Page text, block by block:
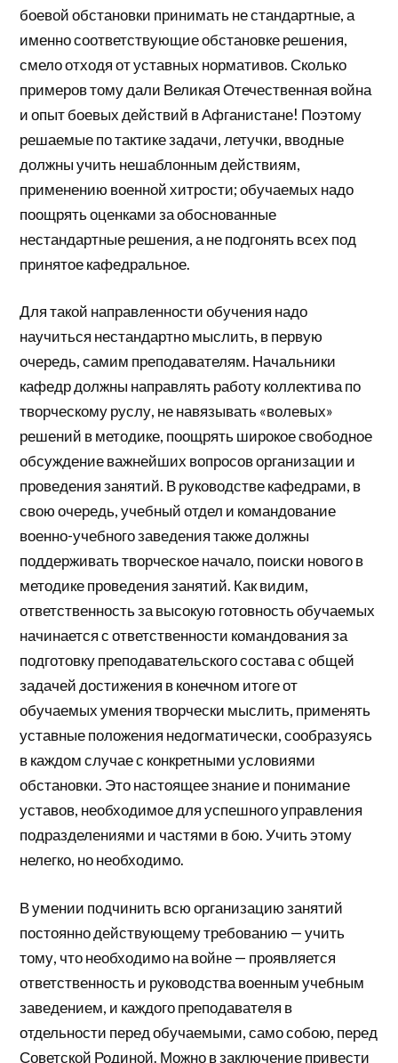
боевой обстановки принимать не стандартные, а
именно соответствующие обстановке решения,
смело отходя от уставных нормативов. Сколько
примеров тому дали Великая Отечественная война
и опыт боевых действий в Афганистане! Поэтому
решаемые по тактике задачи, летучки, вводные
должны учить нешаблонным действиям,
применению военной хитрости; обучаемых надо
поощрять оценками за обоснованные
нестандартные решения, а не подгонять всех под
принятое кафедральное.
Для такой направленности обучения надо
научиться нестандартно мыслить, в первую
очередь, самим преподавателям. Начальники
кафедр должны направлять работу коллектива по
творческому руслу, не навязывать «волевых»
решений в методике, поощрять широкое свободное
обсуждение важнейших вопросов организации и
проведения занятий. В руководстве кафедрами, в
свою очередь, учебный отдел и командование
военно-учебного заведения также должны
поддерживать творческое начало, поиски нового в
методике проведения занятий. Как видим,
ответственность за высокую готовность обучаемых
начинается с ответственности командования за
подготовку преподавательского состава с общей
задачей достижения в конечном итоге от
обучаемых умения творчески мыслить, применять
уставные положения недогматически, сообразуясь
в каждом случае с конкретными условиями
обстановки. Это настоящее знание и понимание
уставов, необходимое для успешного управления
подразделениями и частями в бою. Учить этому
нелегко, но необходимо.
В умении подчинить всю организацию занятий
постоянно действующему требованию — учить
тому, что необходимо на войне — проявляется
ответственность и руководства военным учебным
заведением, и каждого преподавателя в
отдельности перед обучаемыми, само собою, перед
Советской Родиной. Можно в заключение привести